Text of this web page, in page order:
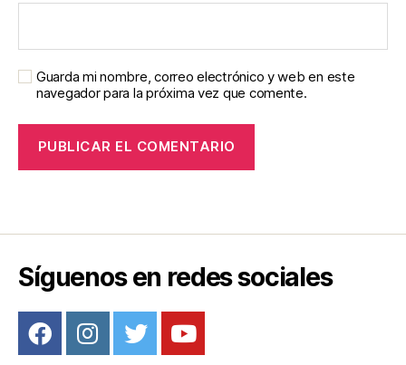
Guarda mi nombre, correo electrónico y web en este
navegador para la próxima vez que comente.
Síguenos en redes sociales